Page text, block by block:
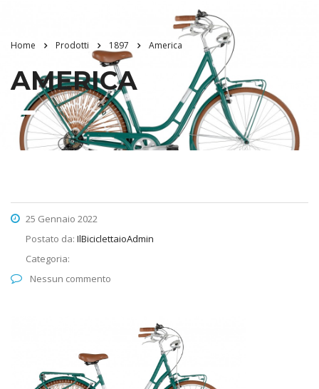
Home Prodotti 1897 America
AMERICA
25 Gennaio 2022
Postato da: IlBiciclettaioAdmin
Categoria:
Nessun commento